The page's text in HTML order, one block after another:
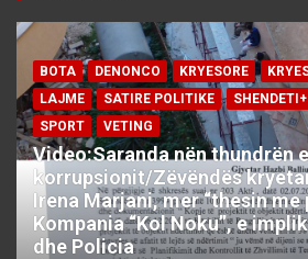
BOTA DENONCO KRYESORE
LAJME
SATIRE POLITIKE SHENDETI+
SPORT
VETING
Video:Saranda nën thundrën e
korrupsionit/Zëvëndës
Irena Marjani, mer “thesin me
Kompania “Kol Noku”, e
dhe Policia